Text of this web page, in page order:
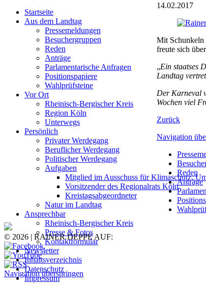
Startseite
Aus dem Landtag
Pressemeldungen
Besuchergruppen
Reden
Anträge
Parlamentarische Anfragen
Positionspapiere
Wahlprüfsteine
Vor Ort
Rheinisch-Bergischer Kreis
Region Köln
Unterwegs
Persönlich
Privater Werdegang
Beruflicher Werdegang
Politischer Werdegang
Aufgaben
Mitglied im Ausschuss für Klimaschutz,
Vorsitzender des Regionalrats Köln
Kreistagsabgeordneter
Natur im Landtag
Ansprechbar
Rheinisch-Bergischer Kreis
Presse & Fotos
Kontaktformular
Newsletter
Inhaltsverzeichnis
Datenschutz
Impressum
14.02.2017
Mit Schunkeln
freute sich
„Ein staatses
Landtag
Der Karneval
Wochen viel
Zurück
Navigation
Reden
Anträge
© 2026 | RAINER DEPPE AUF:
Navigation überspringen